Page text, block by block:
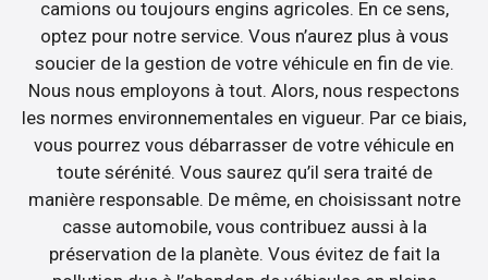
camions ou toujours engins agricoles. En ce sens,
optez pour notre service. Vous n’aurez plus à vous
soucier de la gestion de votre véhicule en fin de vie.
Nous nous employons à tout. Alors, nous respectons
les normes environnementales en vigueur. Par ce biais,
vous pourrez vous débarrasser de votre véhicule en
toute sérénité. Vous saurez qu’il sera traité de
manière responsable. De même, en choisissant notre
casse automobile, vous contribuez aussi à la
préservation de la planète. Vous évitez de fait la